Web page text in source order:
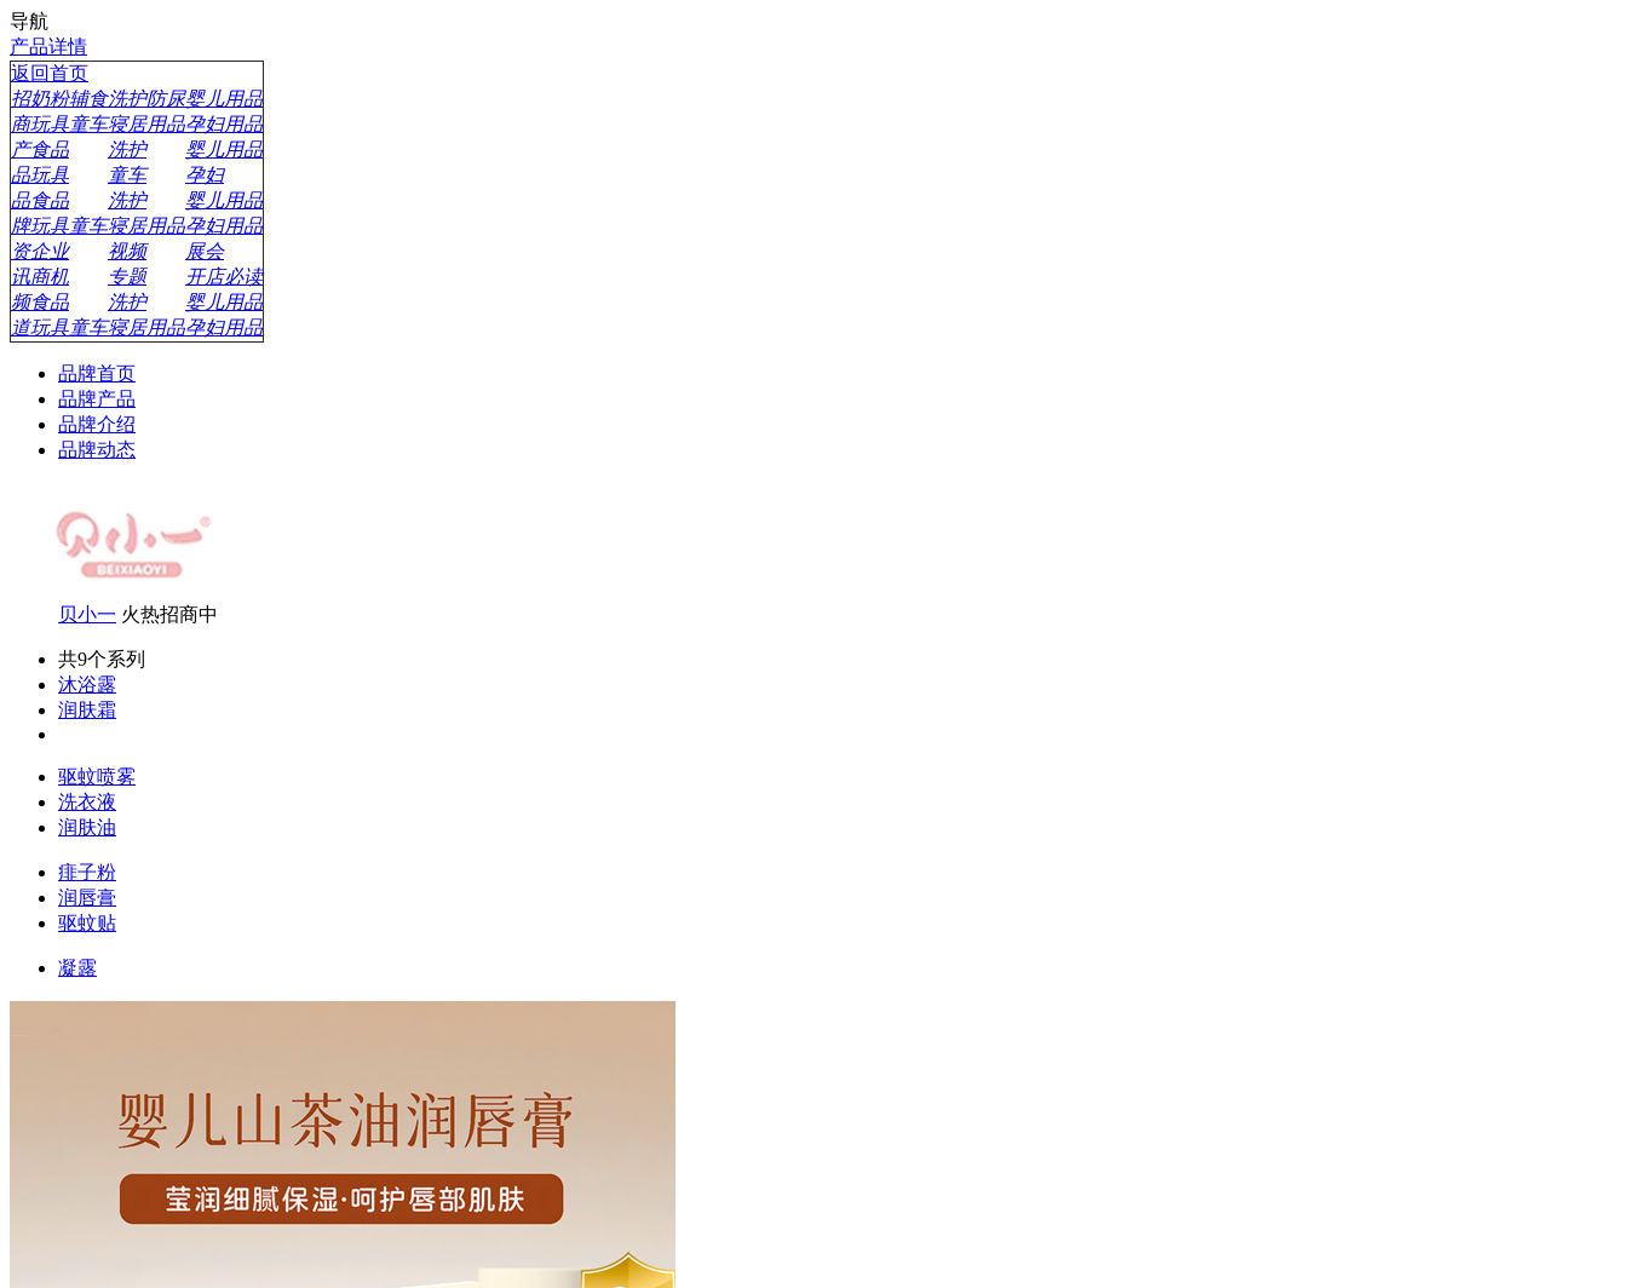
导航
产品详情
返回首页
招
商
奶粉辅食洗护防尿婴儿用品
玩具童车寝居用品孕妇用品
产
品
食品 洗护
婴儿用品
玩具
童车
孕妇
品
牌
食品 洗护
婴儿用品
玩具童车寝居用品孕妇用品
资
讯
企业 视频
展会
商机
专题
开店必读
频
道
食品 洗护
婴儿用品
玩具童车寝居用品孕妇用品
品牌首页
品牌产品
品牌介绍
品牌动态
贝小一 火热招商中
共9个系列
沐浴露
润肤霜
驱蚊喷雾
洗衣液
润肤油
痱子粉
润唇膏
驱蚊贴
凝露